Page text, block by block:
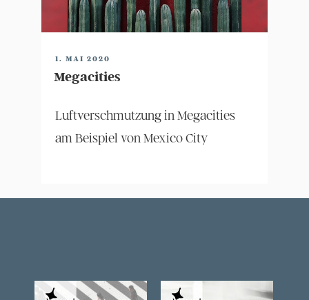
VERÖFFENTLICHT
1. MAI 2020
Megacities
Luftverschmutzung in Megacities
am Beispiel von Mexico City